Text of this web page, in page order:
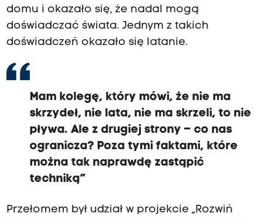
domu i okazało się, że nadal mogą
doświadczać świata. Jednym z takich
doświadczeń okazało się latanie.
Mam kolegę, który mówi, że nie ma
skrzydeł, nie lata, nie ma skrzeli, to nie
pływa. Ale z drugiej strony – co nas
ogranicza? Poza tymi faktami, które
można tak naprawdę zastąpić
techniką”
Przełomem był udział w projekcie „Rozwiń